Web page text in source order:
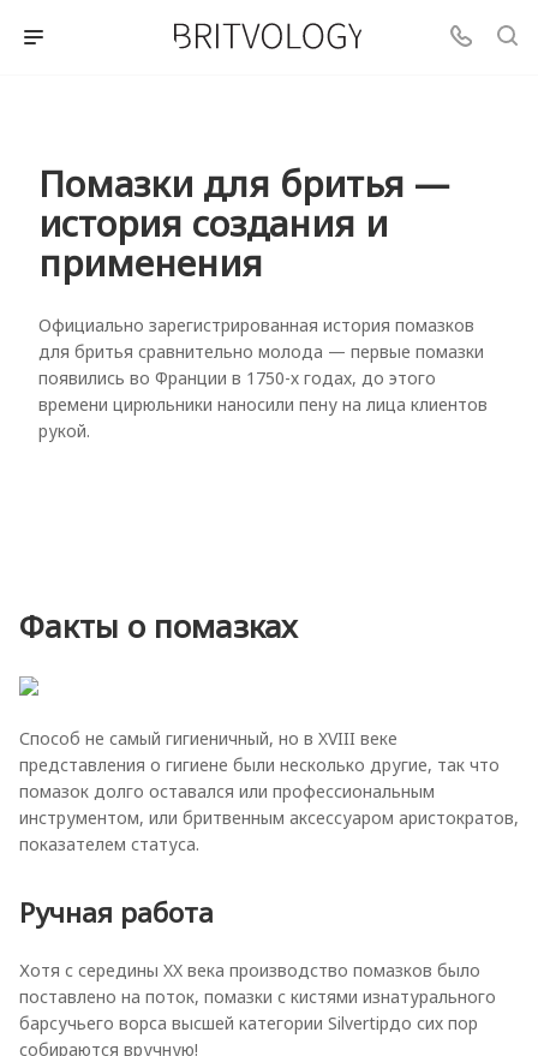
Помазки для бритья —
история создания и
применения
Официально зарегистрированная история помазков
для бритья сравнительно молода — первые помазки
появились во Франции в 1750-х годах, до этого
времени цирюльники наносили пену на лица клиентов
рукой.
Факты о помазках
Способ не самый гигиеничный, но в XVIII веке
представления о гигиене были несколько другие, так что
помазок долго оставался или профессиональным
инструментом, или бритвенным аксессуаром аристократов,
показателем статуса.
Ручная работа
Хотя с середины XX века производство помазков было
поставлено на поток, помазки с кистями изнатурального
барсучьего ворса высшей категории Silvertipдо сих пор
собираются вручную!